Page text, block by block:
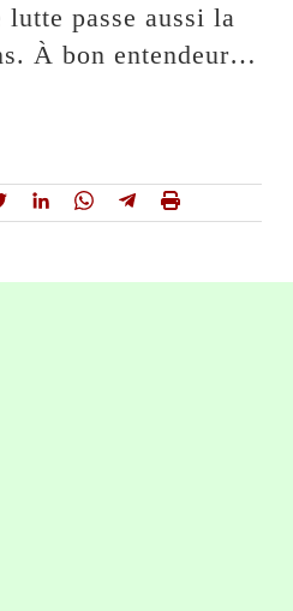
passe aussi la
À bon entendeur…